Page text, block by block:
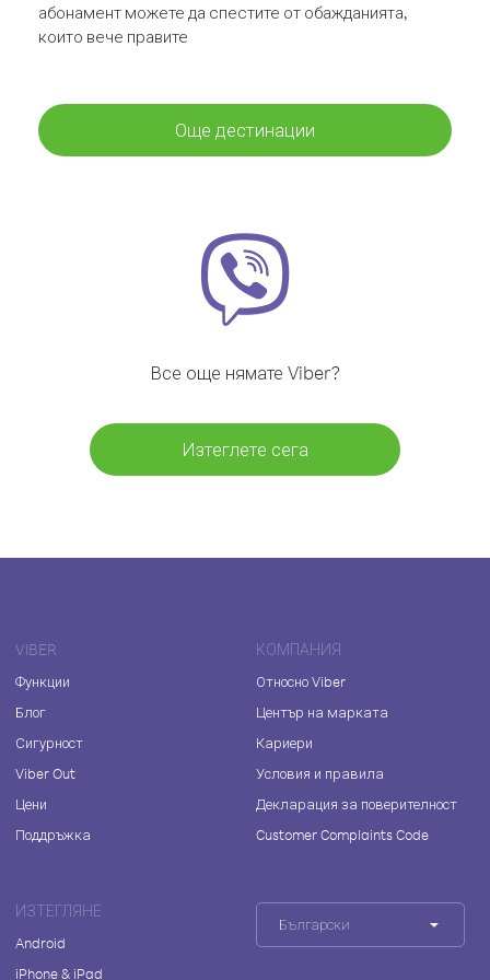
абонамент можете да спестите от обажданията,
които вече правите
Още дестинации
Все още нямате Viber?
Изтеглете сега
VIBER
Функции
Блог
Сигурност
Viber Out
Цени
Поддръжка
КОМПАНИЯ
Относно Viber
Център на марката
Кариери
Условия и правила
Декларация за поверителност
Customer Complaints Code
ИЗТЕГЛЯНЕ
Android
iPhone & iPad
Български